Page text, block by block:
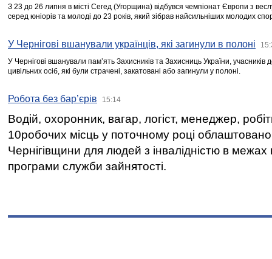
З 23 до 26 липня в місті Сегед (Угорщина) відбувся чемпіонат Європи з
серед юніорів та молоді до 23 років, який зібрав найсильніших молодих
У Чернігові вшанували українців, які загинули в полоні
У Чернігові вшанували пам’ять Захисників та Захисниць України,
цивільних осіб, які були страчені, закатовані або загинули у полоні.
Робота без бар’єрів 15:14
Водій, охоронник, вагар, логіст, менеджер,
10робочих місць у поточному році
Чернігівщини для людей з інвалідністю в межах
програми служби зайнятості.